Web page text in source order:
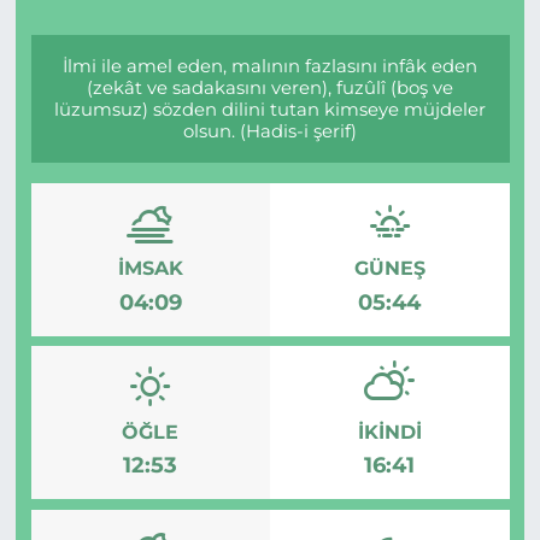
İlmi ile amel eden, malının fazlasını infâk eden
(zekât ve sadakasını veren), fuzûlî (boş ve
lüzumsuz) sözden dilini tutan kimseye müjdeler
olsun. (Hadis-i şerif)
İMSAK
04:09
GÜNEŞ
05:44
ÖĞLE
12:53
İKINDI
16:41